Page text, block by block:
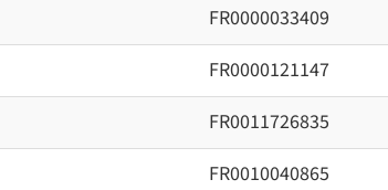
FR0000033409
FR0000121147
FR0011726835
FR0010040865